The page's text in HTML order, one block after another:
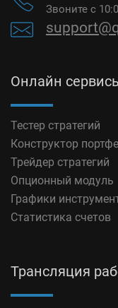
Звоните с
Онлайн
Тестер стратегий
Конструктор
Трейдер стратегий
Опционный модуль
Графики
Статистика счетов
Трансляция